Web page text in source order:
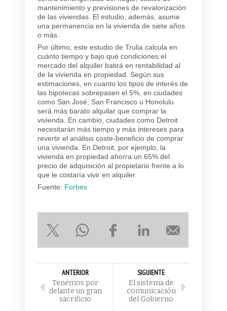
mantenimiento y previsiones de revalorización
de las viviendas. El estudio, además, asume
una permanencia en la vivienda de siete años
o más.
Por último, este estudio de Trulia calcula en
cuánto tiempo y bajo qué condiciones el
mercado del alquiler batirá en rentabilidad al
de la vivienda en propiedad. Según sus
estimaciones, en cuanto los tipos de interés de
las hipotecas sobrepasen el 5%, en ciudades
como San José, San Francisco u Honolulu
será más barato alquilar que comprar la
vivienda. En cambio, ciudades como Detroit
necesitarán más tiempo y más intereses para
revertir el análisis coste-beneficio de comprar
una vivienda. En Detroit, por ejemplo, la
vivienda en propiedad ahorra un 65% del
precio de adquisición al propietario frente a lo
que le costaría vivir en alquiler.
Fuente: Forbes
ANTERIOR
Tenemos por
delante un gran
sacrificio
SIGUIENTE
El sistema de
comunicación
del Gobierno